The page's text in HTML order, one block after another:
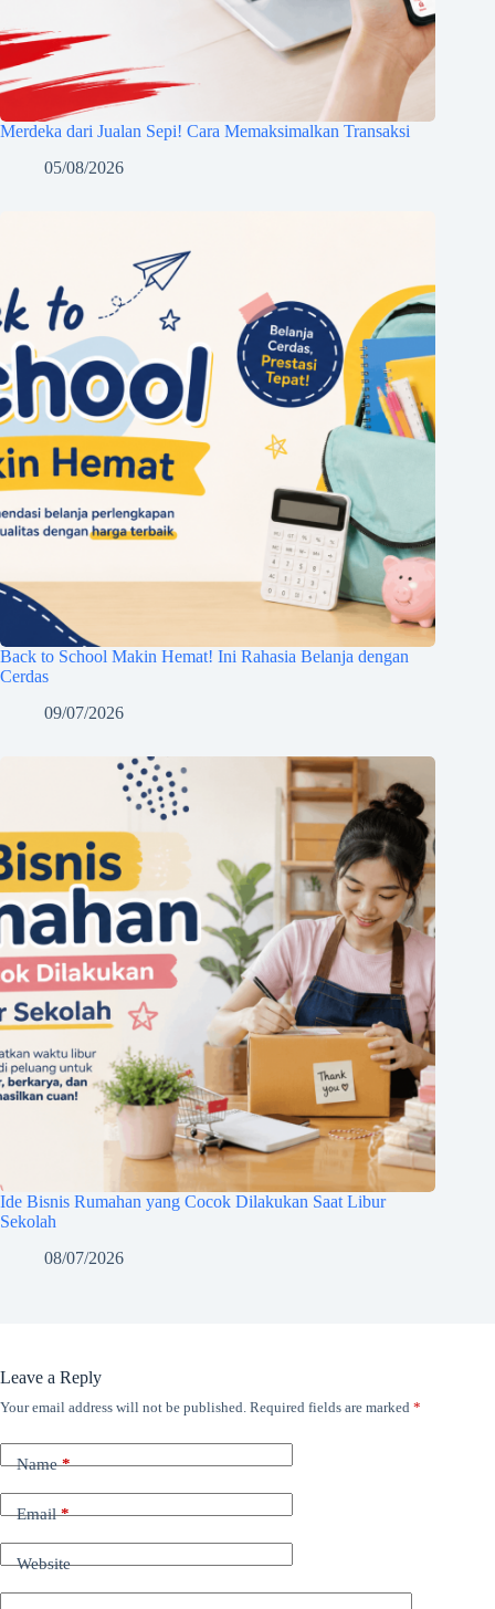
Merdeka dari Jualan Sepi! Cara Memaksimalkan Transaksi
05/08/2026
Back to School Makin Hemat! Ini Rahasia Belanja dengan
Cerdas
09/07/2026
Ide Bisnis Rumahan yang Cocok Dilakukan Saat Libur
Sekolah
08/07/2026
Leave a Reply
Your email address will not be published. Required fields are marked *
Name*
Email*
Website